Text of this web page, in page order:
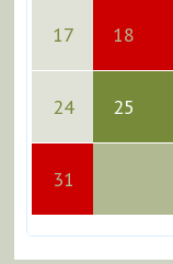
17 18
24 25
31